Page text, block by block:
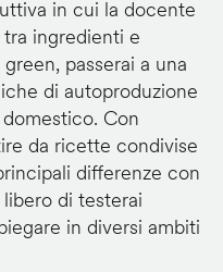
in cui la docente
ingredienti e
passerai a una
di autoproduzione
Con
da ricette condivise
differenze con
di testerai
in diversi ambiti